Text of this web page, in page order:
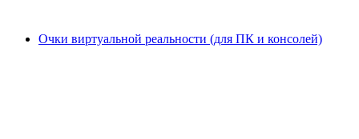
Очки виртуальной реальности (для ПК и консолей)